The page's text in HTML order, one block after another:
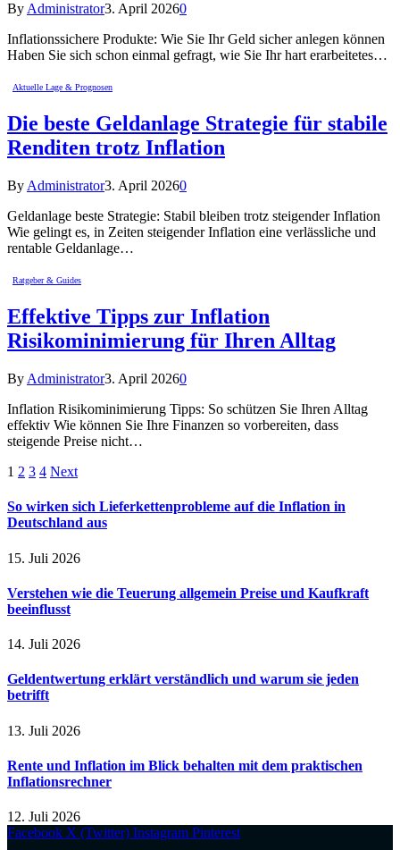
By Administrator3. April 20260
Inflationssichere Produkte: Wie Sie Ihr Geld sicher anlegen können
Haben Sie sich schon einmal gefragt, wie Sie Ihr hart erarbeitetes…
Aktuelle Lage & Prognosen
Die beste Geldanlage Strategie für stabile
Renditen trotz Inflation
By Administrator3. April 20260
Geldanlage beste Strategie: Stabil bleiben trotz steigender Inflation
Wie gelingt es, in Zeiten steigender Inflation eine verlässliche und
rentable Geldanlage…
Ratgeber & Guides
Effektive Tipps zur Inflation
Risikominimierung für Ihren Alltag
By Administrator3. April 20260
Inflation Risikominimierung Tipps: So schützen Sie Ihren Alltag
effektiv Wie können Sie Ihre Finanzen so vorbereiten, dass
steigende Preise nicht…
1 2 3 4 Next
So wirken sich Lieferkettenprobleme auf die Inflation in
Deutschland aus
15. Juli 2026
Verstehen wie die Teuerung allgemein Preise und Kaufkraft
beeinflusst
14. Juli 2026
Geldentwertung erklärt verständlich und warum sie jeden
betrifft
13. Juli 2026
Rente und Inflation im Blick behalten mit dem praktischen
Inflationsrechner
12. Juli 2026
Facebook X (Twitter) Instagram Pinterest